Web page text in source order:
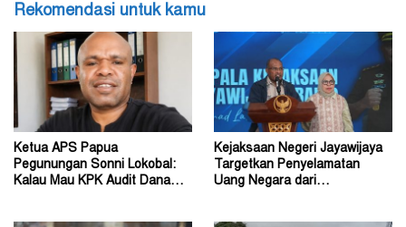
Rekomendasi untuk kamu
Ketua APS Papua
Pegunungan Sonni Lokobal:
Kalau Mau KPK Audit Dana
Kejaksaan Negeri Jayawijaya
Targetkan Penyelamatan
Uang Negara dari